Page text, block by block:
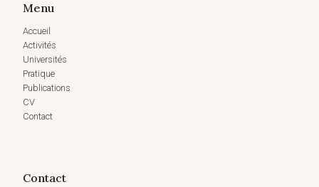
Menu
Accueil
Activités
Universités
Pratique
Publications
CV
Contact
Contact